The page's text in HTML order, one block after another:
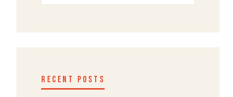
RECENT POSTS